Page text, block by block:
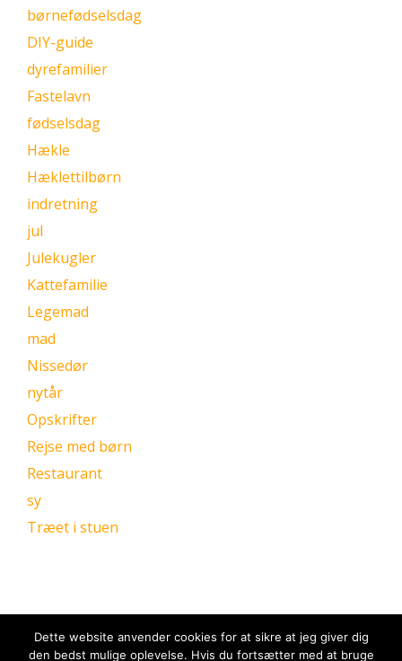
børnefødselsdag
DIY-guide
dyrefamilier
Fastelavn
fødselsdag
Hækle
Hæklettilbørn
indretning
jul
Julekugler
Kattefamilie
Legemad
mad
Nissedør
nytår
Opskrifter
Rejse med børn
Restaurant
sy
Træet i stuen
Dette website anvender cookies for at sikre at jeg giver dig
den bedst mulige oplevelse. Hvis du fortsætter med at bruge